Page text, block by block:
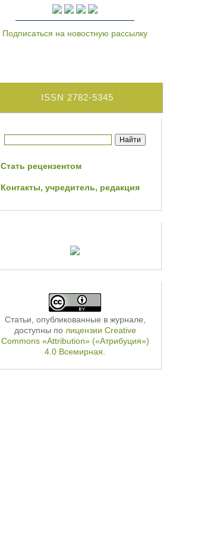
Подписаться на новостную рассылку
ISSN 2782-5345
Стать рецензентом
Контакты, учредитель, редакция
Статьи, опубликованные в журнале,
доступны по лицензии Creative
Commons «Attribution» («Атрибуция»)
4.0 Всемирная